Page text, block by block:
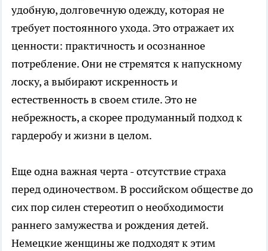
удобную, долговечную одежду, которая не
требует постоянного ухода. Это отражает их
ценности: практичность и осознанное
потребление. Они не стремятся к напускному
лоску, а выбирают искренность и
естественность в своем стиле. Это не
небрежность, а скорее продуманный подход к
гардеробу и жизни в целом.
Еще одна важная черта - отсутствие страха
перед одиночеством. В российском обществе до
сих пор силен стереотип о необходимости
раннего замужества и рождения детей.
Немецкие женщины же подходят к этим